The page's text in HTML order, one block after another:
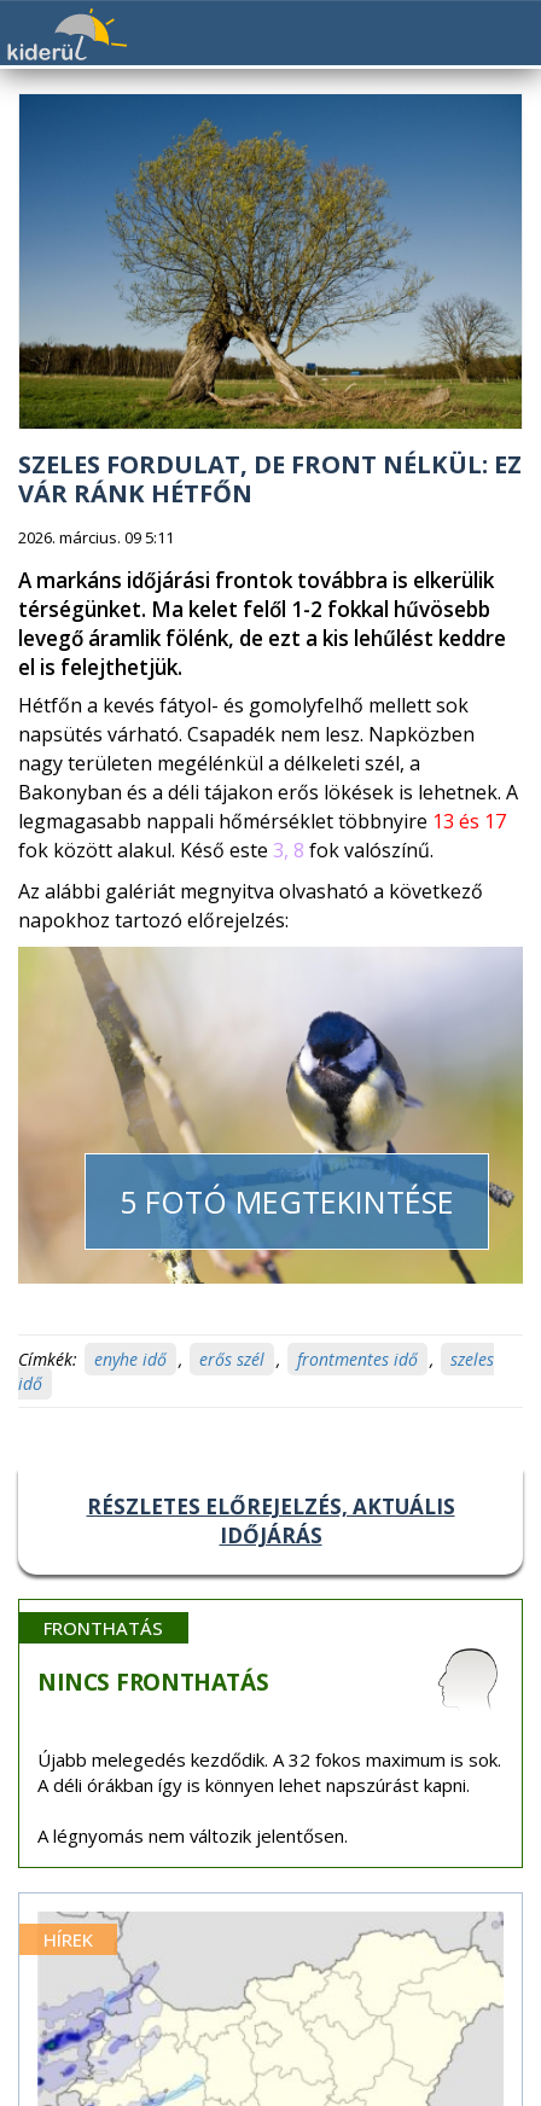
SZELES FORDULAT, DE FRONT NÉLKÜL: EZ
VÁR RÁNK HÉTFŐN
2026. március. 09 5:11
A markáns időjárási frontok továbbra is elkerülik
térségünket. Ma kelet felől 1-2 fokkal hűvösebb
levegő áramlik fölénk, de ezt a kis lehűlést keddre
el is felejthetjük.
Hétfőn a kevés fátyol- és gomolyfelhő mellett sok
napsütés várható. Csapadék nem lesz. Napközben
nagy területen megélénkül a délkeleti szél, a
Bakonyban és a déli tájakon erős lökések is lehetnek. A
legmagasabb nappali hőmérséklet többnyire 13 és 17
fok között alakul. Késő este 3, 8 fok valószínű.
Az alábbi galériát megnyitva olvasható a következő
napokhoz tartozó előrejelzés:
5 FOTÓ MEGTEKINTÉSE
Címkék: enyhe idő , erős szél , frontmentes idő ,
szeles
idő
RÉSZLETES ELŐREJELZÉS, AKTUÁLIS
IDŐJÁRÁS
FRONTHATÁS
NINCS FRONTHATÁS
Újabb melegedés kezdődik. A 32 fokos maximum is sok.
A déli órákban így is könnyen lehet napszúrást kapni.
A légnyomás nem változik jelentősen.
HÍREK